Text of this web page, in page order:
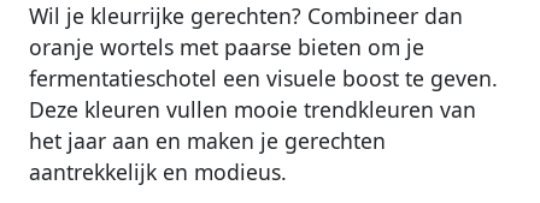
Wil je kleurrijke gerechten? Combineer dan
oranje wortels met paarse bieten om je
fermentatieschotel een visuele boost te geven.
Deze kleuren vullen mooie trendkleuren van
het jaar aan en maken je gerechten
aantrekkelijk en modieus.